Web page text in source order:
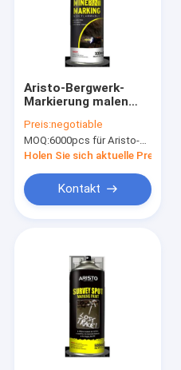
Über uns
Werksbesichtigung
Gewebesprühfarbe
Graffiti-Sprühfarbe
Acryl Sprühfarbe
Industrielle Schmiermittel
Kennzeichnung Sprühfarbe
Markierungsstift
Aristo-Bergwerk-
Markierung malen
brennbare
Untergrabungs-
Markierung
Preis:negotiable
MOQ:6000pcs für Aristo-Marke, 15000pcs für Kundenmarke
Holen Sie sich aktuelle Preis
Kontakt